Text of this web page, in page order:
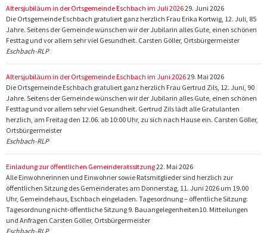
Altersjubiläum in der Ortsgemeinde Eschbach im Juli 202629. Juni 2026
Die Ortsgemeinde Eschbach gratuliert ganz herzlich Frau Erika Kortwig, 12. Juli, 85
Jahre. Seitens der Gemeinde wünschen wir der Jubilarin alles Gute, einen schönen
Festtag und vor allem sehr viel Gesundheit. Carsten Göller, Ortsbürgermeister
Eschbach-RLP
Altersjubiläum in der Ortsgemeinde Eschbach im Juni 202629. Mai 2026
Die Ortsgemeinde Eschbach gratuliert ganz herzlich Frau Gertrud Zils, 12. Juni, 90
Jahre. Seitens der Gemeinde wünschen wir der Jubilarin alles Gute, einen schönen
Festtag und vor allem sehr viel Gesundheit. Gertrud Zils lädt alle Gratulanten
herzlich, am Freitag den 12.06. ab 10:00 Uhr, zu sich nach Hause ein. Carsten Göller,
Ortsbürgermeister
Eschbach-RLP
Einladung zur öffentlichen Gemeinderatssitzung22. Mai 2026
Alle Einwohnerinnen und Einwohner sowie Ratsmitglieder sind herzlich zur
öffentlichen Sitzung des Gemeinderates am Donnerstag, 11. Juni 2026 um 19.00
Uhr, Gemeindehaus, Eschbach eingeladen. Tagesordnung – öffentliche Sitzung:
Tagesordnung nicht-öffentliche Sitzung 9. Bauangelegenheiten10. Mitteilungen
und Anfragen Carsten Göller, Ortsbürgermeister
Eschbach-RLP